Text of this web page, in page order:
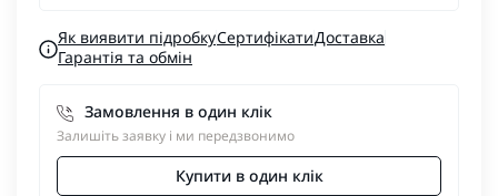
Як виявити підробкуСертифікатиДоставка
Гарантія та обмін
Замовлення в один клік
Залишіть заявку і ми передзвонимо
Купити в один клік